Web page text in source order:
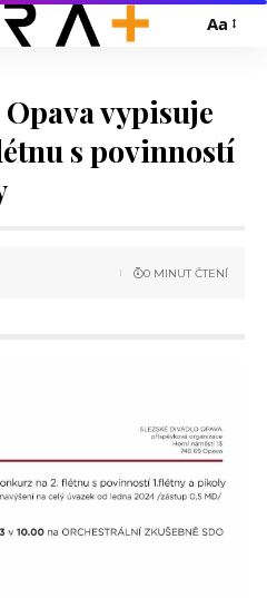
Aa
vypisuje
s povinností
0 MINUT ČTENÍ